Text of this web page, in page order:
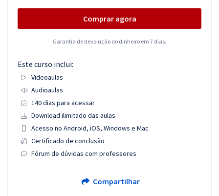
Comprar agora
Garantia de devolução do dinheiro em 7 dias.
Este curso inclui:
Videoaulas
Audioaulas
140 dias para acessar
Download ilimitado das aulas
Acesso no Android, iOS, Windows e Mac
Certificado de conclusão
Fórum de dúvidas com professores
Compartilhar